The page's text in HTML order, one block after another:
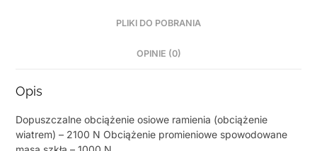
PLIKI DO POBRANIA
OPINIE (0)
Opis
Dopuszczalne obciążenie osiowe ramienia (obciążenie
wiatrem) – 2100 N Obciążenie promieniowe spowodowane